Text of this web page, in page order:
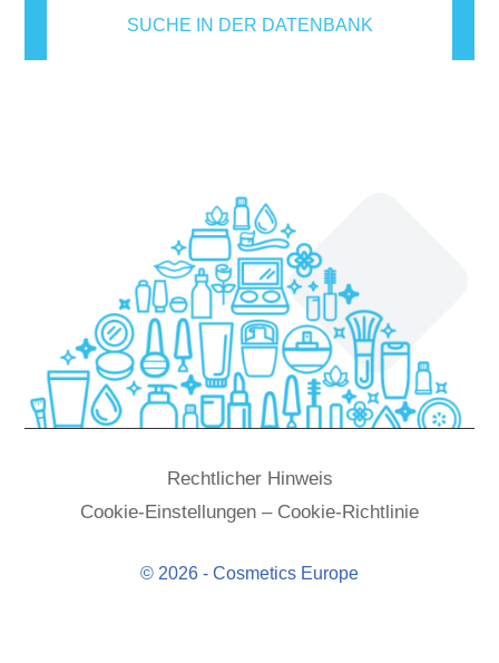
SUCHE IN DER DATENBANK
Rechtlicher Hinweis
Cookie-Einstellungen – Cookie-Richtlinie
© 2026 - Cosmetics Europe